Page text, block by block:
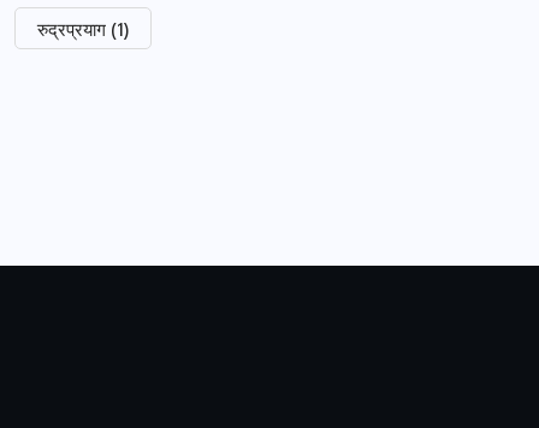
रुद्रप्रयाग (1)